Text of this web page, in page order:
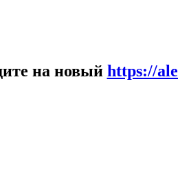
на новый https://